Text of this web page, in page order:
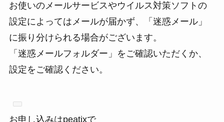
お使いのメールサービスやウイルス対策ソフトの
設定によってはメールが届かず、「迷惑メール」
に振り分けられる場合がございます。
「迷惑メールフォルダー」をご確認いただくか、
設定をご確認ください。
お申し込みはpeatixで